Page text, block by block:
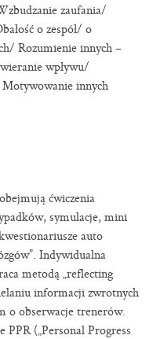
zaufania/
o zespół/ o
Rozumienie innych –
wpływu/
innych
ćwiczenia
symulacje, mini
auto
Indywidualna
metodą „reflecting
informacji zwrotnych
o obserwacje trenerów.
PPR („Personal Progress